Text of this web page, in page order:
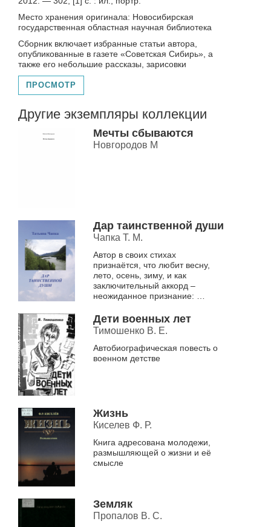
Место хранения оригинала: Новосибирская
государственная областная научная библиотека
Сборник включает избранные статьи автора,
опубликованные в газете «Советская Сибирь», а
также его небольшие рассказы, зарисовки
ПРОСМОТР
Другие экземпляры коллекции
Мечты сбываются
Новгородов М
Дар таинственной души
Чапка Т. М.
Автор в своих стихах
признаётся, что любит весну,
лето, осень, зиму, и как
заключительный аккорд –
неожиданное признание:
года
я люблю
за непохожесть.
Непохожесть – вот ключевое...
Дети военных лет
Тимошенко В. Е.
Автобиографическая повесть о
военном детстве
Жизнь
Киселев Ф. Р.
Книга адресована молодежи,
размышляющей о жизни и её
смысле
Земляк
Пропалов В. С.